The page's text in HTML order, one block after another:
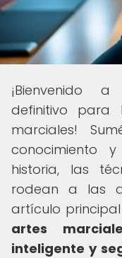
¡Bienvenido a
definitivo para
marciales!
conocimiento
historia, las
rodean a las
artículo principal
artes
inteligente y